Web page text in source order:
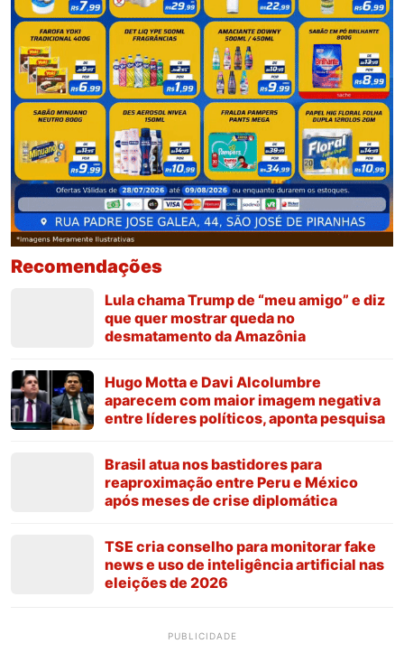
Recomendações
Lula chama Trump de “meu amigo” e diz
que quer mostrar queda no
desmatamento da Amazônia
Hugo Motta e Davi Alcolumbre
aparecem com maior imagem negativa
entre líderes políticos, aponta pesquisa
Brasil atua nos bastidores para
reaproximação entre Peru e México
após meses de crise diplomática
TSE cria conselho para monitorar fake
news e uso de inteligência artificial nas
eleições de 2026
PUBLICIDADE